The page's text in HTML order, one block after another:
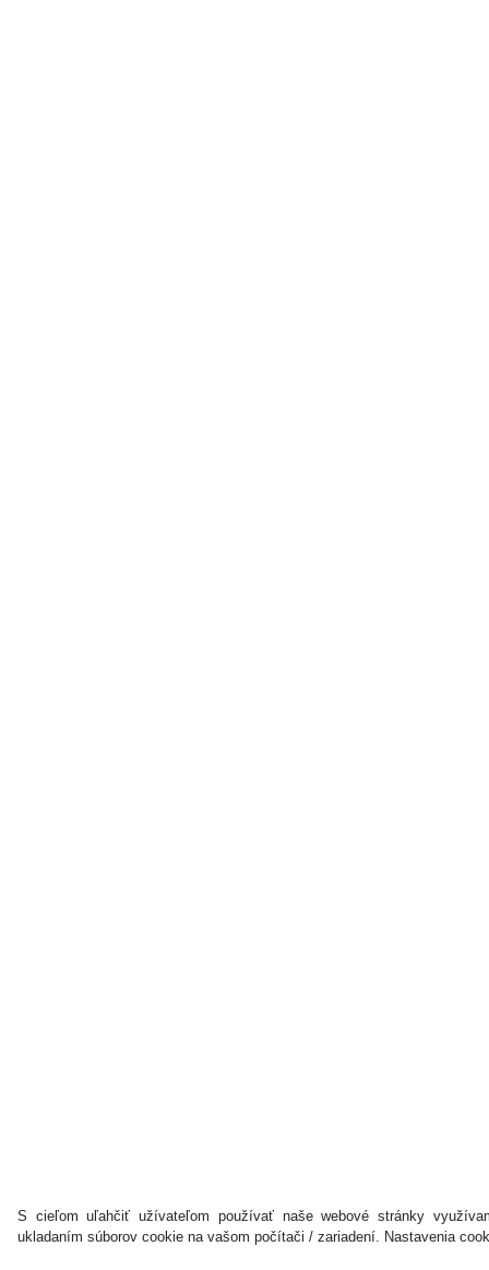
S cieľom uľahčiť užívateľom používať naše webové stránky
ukladaním súborov cookie na vašom počítači / zariadení. Nastavenia